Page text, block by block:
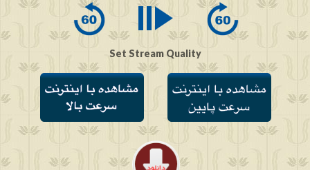
seconds
0
Set Stream Quality